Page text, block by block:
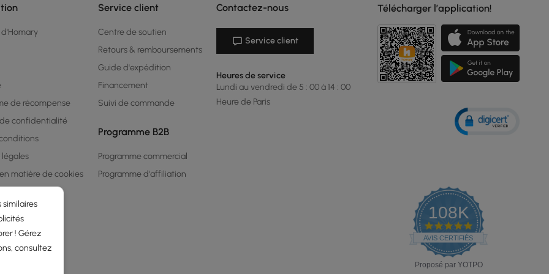
de récompense
confidentialité
légales
matière de cookies
Service client
Centre de soutien
Retours & remboursements
Guide d'expédition
Financement
Suivi de commande
Programme B2B
Programme commercial
Programme d'affiliation
Contactez-nous
Service client
Heures de service
Lundi au vendredi de 5 : 00 à 14 : 00
Heure de Paris
Télécharger l’application!
108K
4.9
star
rating
AVIS CERTIFIÉS
Proposé par YOTPO
! Gérez
consultez